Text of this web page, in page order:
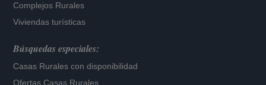
Complejos Rurales
Viviendas turísticas
Búsquedas especiales:
Casas Rurales con disponibilidad
Ofertas Casas Rurales